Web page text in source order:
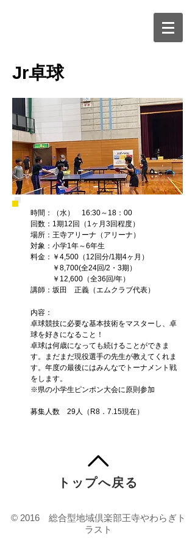
​Jr卓球
時間：（水） 16:30～18：00
回数：1期12回（1ヶ月3回程度）
場所：王寺アリーナ（アリーナ）
対象：小学1年～6年生
料金：￥4,500（12回分/1期4ヶ月）
​ ￥8,700(全24回/2・3期）
￥12,600（全36回/年）
講師：坂田 正義（エムクラブ代表）
内容：
卓球競技に必要な基本技術をマスターし、卓
球を好きになること！
卓球は何歳になっても続けることができま
す。
まだまだ現役選手の先生が教えてくれま
す。年度の最後にはみんなでトーナメント戦
をします。
​※県の小学生ピンポン大会に原則参加
募集人数 29人（R8．7.15現在）
トップへ戻る
© 2016 総合型地域倶楽部王寺やわらぎト
ラスト